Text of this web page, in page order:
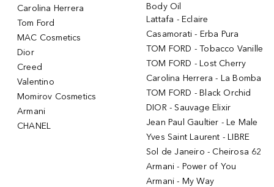
Carolina Herrera
Tom Ford
MAC Cosmetics
Dior
Creed
Valentino
Momirov Cosmetics
Armani
CHANEL
Body Oil
Lattafa - Eclaire
Casamorati - Erba Pura
TOM FORD - Tobacco Vanille
TOM FORD - Lost Cherry
Carolina Herrera - La Bomba
TOM FORD - Black Orchid
DIOR - Sauvage Elixir
Jean Paul Gaultier - Le Male
Yves Saint Laurent - LIBRE
Sol de Janeiro - Cheirosa 62
Armani - Power of You
Armani - My Way